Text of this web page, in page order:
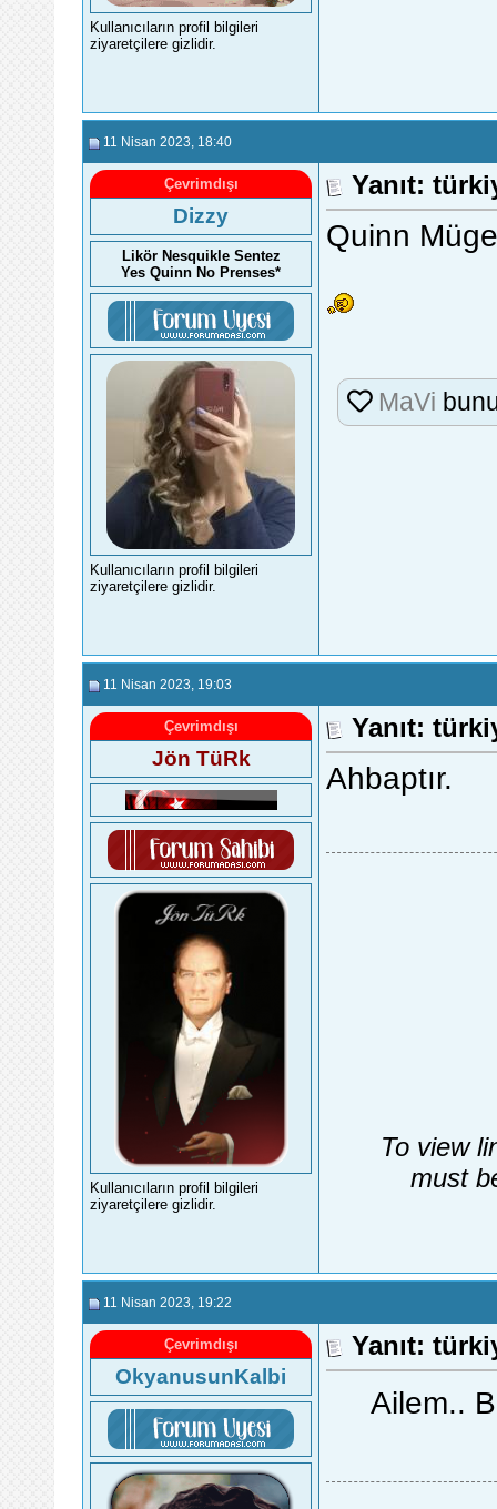
Kullanıcıların profil bilgileri
ziyaretçilere gizlidir.
11 Nisan 2023 , 18:40
Çevrimdışı
Dizzy
Likör Nesquikle Sentez
Yes Quinn No Prenses*
Kullanıcıların profil bilgileri
ziyaretçilere gizlidir.
Yanıt:
Quinn
MaVi
11 Nisan 2023 , 19:03
Çevrimdışı
Jön TüRk
Kullanıcıların profil bilgileri
ziyaretçilere gizlidir.
Yanıt:
Ahbaptır.
To view
must
11 Nisan 2023 , 19:22
Çevrimdışı
OkyanusunKalbi
Yanıt:
Ailem..